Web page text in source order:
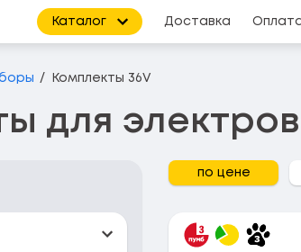
Каталог Доставка
Комплекты 36V
для
по цене